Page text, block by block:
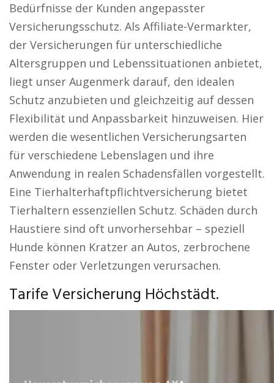
Bedürfnisse der Kunden angepasster
Versicherungsschutz. Als Affiliate-Vermarkter,
der Versicherungen für unterschiedliche
Altersgruppen und Lebenssituationen anbietet,
liegt unser Augenmerk darauf, den idealen
Schutz anzubieten und gleichzeitig auf dessen
Flexibilität und Anpassbarkeit hinzuweisen. Hier
werden die wesentlichen Versicherungsarten
für verschiedene Lebenslagen und ihre
Anwendung in realen Schadensfällen vorgestellt.
Eine Tierhalterhaftpflichtversicherung bietet
Tierhaltern essenziellen Schutz. Schäden durch
Haustiere sind oft unvorhersehbar – speziell
Hunde können Kratzer an Autos, zerbrochene
Fenster oder Verletzungen verursachen.
Tarife Versicherung Höchstädt.